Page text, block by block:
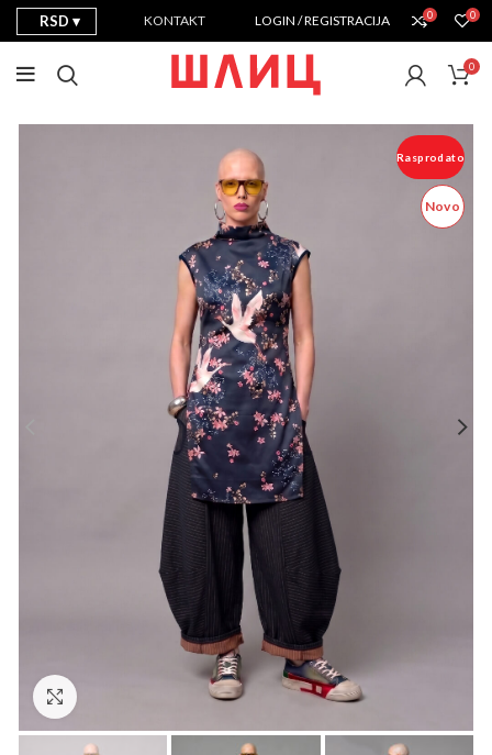
RSD KONTAKT LOGIN / REGISTRACIJA 0 0
0
Rasprodato
Novo
Prikaži sliku u punoj veličini